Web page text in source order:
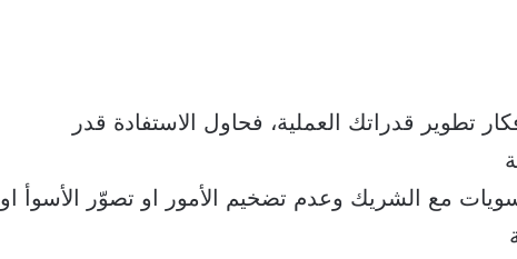
تطوير قدراتك العملية، فحاول الاستفادة قدر
مع الشريك وعدم تضخيم الأمور او تصوّر الأسوأ او